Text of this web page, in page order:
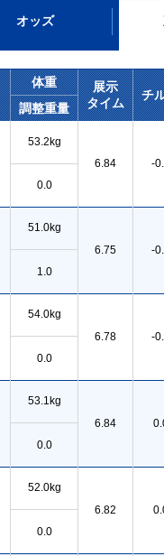
オッズ
体重
展示
タイム
チ
調整重量
53.2kg
6.84
-
0.0
51.0kg
6.75
-
1.0
54.0kg
6.78
-
0.0
53.1kg
6.84
0.0
52.0kg
6.82
0.0